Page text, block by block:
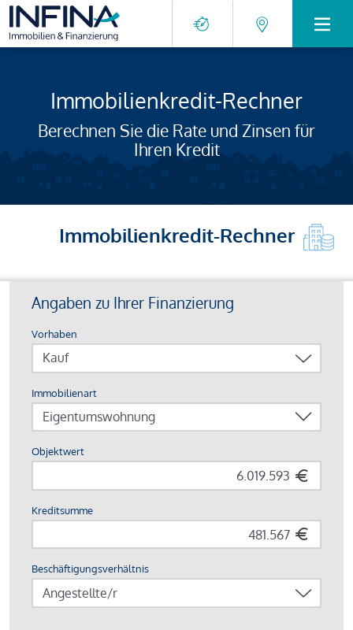
Immobilienkredit-Rechner
Berechnen Sie die Rate und Zinsen für
Ihren Kredit
Immobilienkredit-Rechner